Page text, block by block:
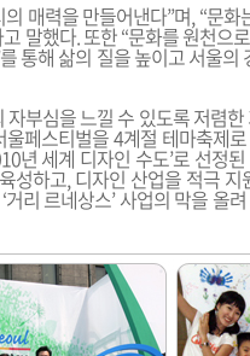
매력을 만들어낸다”며, “문
말했다. 또한 “문화를 원천으
통해 삶의 질을 높이고 서울
부심을 느낄 수 있도록 저렴
페스티벌을 4계절 테마축제
년 세계 디자인 수도’로 선정
성하고, 디자인 산업을 적극
리 르네상스’ 사업의 막을 올